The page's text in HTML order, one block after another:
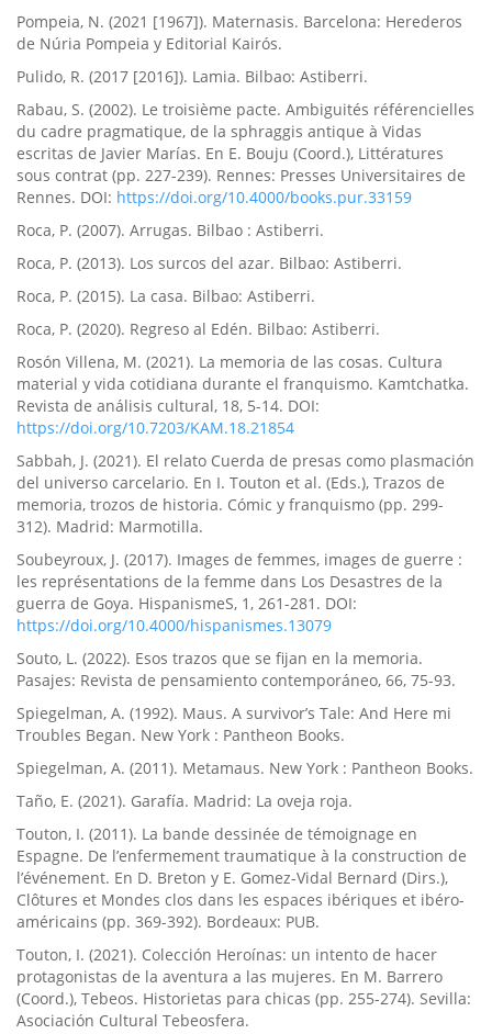
Pompeia, N. (2021 [1967]). Maternasis. Barcelona: Herederos
de Núria Pompeia y Editorial Kairós.
Pulido, R. (2017 [2016]). Lamia. Bilbao: Astiberri.
Rabau, S. (2002). Le troisième pacte. Ambiguités référencielles
du cadre pragmatique, de la sphraggis antique à Vidas
escritas de Javier Marías. En E. Bouju (Coord.), Littératures
sous contrat (pp. 227-239). Rennes: Presses Universitaires de
Rennes. DOI: https://doi.org/10.4000/books.pur.33159
Roca, P. (2007). Arrugas. Bilbao : Astiberri.
Roca, P. (2013). Los surcos del azar. Bilbao: Astiberri.
Roca, P. (2015). La casa. Bilbao: Astiberri.
Roca, P. (2020). Regreso al Edén. Bilbao: Astiberri.
Rosón Villena, M. (2021). La memoria de las cosas. Cultura
material y vida cotidiana durante el franquismo. Kamtchatka.
Revista de análisis cultural, 18, 5-14. DOI:
https://doi.org/10.7203/KAM.18.21854
Sabbah, J. (2021). El relato Cuerda de presas como plasmación
del universo carcelario. En I. Touton et al. (Eds.), Trazos de
memoria, trozos de historia. Cómic y franquismo (pp. 299-
312). Madrid: Marmotilla.
Soubeyroux, J. (2017). Images de femmes, images de guerre :
les représentations de la femme dans Los Desastres de la
guerra de Goya. HispanismeS, 1, 261-281. DOI:
https://doi.org/10.4000/hispanismes.13079
Souto, L. (2022). Esos trazos que se fijan en la memoria.
Pasajes: Revista de pensamiento contemporáneo, 66, 75-93.
Spiegelman, A. (1992). Maus. A survivor’s Tale: And Here mi
Troubles Began. New York : Pantheon Books.
Spiegelman, A. (2011). Metamaus. New York : Pantheon Books.
Taño, E. (2021). Garafía. Madrid: La oveja roja.
Touton, I. (2011). La bande dessinée de témoignage en
Espagne. De l’enfermement traumatique à la construction de
l’événement. En D. Breton y E. Gomez-Vidal Bernard (Dirs.),
Clôtures et Mondes clos dans les espaces ibériques et ibéro-
américains (pp. 369-392). Bordeaux: PUB.
Touton, I. (2021). Colección Heroínas: un intento de hacer
protagonistas de la aventura a las mujeres. En M. Barrero
(Coord.), Tebeos. Historietas para chicas (pp. 255-274). Sevilla:
Asociación Cultural Tebeosfera.